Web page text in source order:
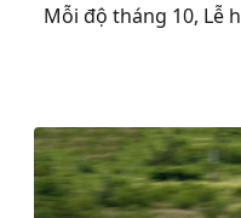
Mỗi độ tháng 10, Lễ